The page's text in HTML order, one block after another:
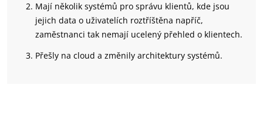
Mají několik systémů pro správu klientů, kde jsou
jejich data o uživatelích roztříštěna napříč,
zaměstnanci tak nemají ucelený přehled o klientech.
Přešly na cloud a změnily architektury systémů.